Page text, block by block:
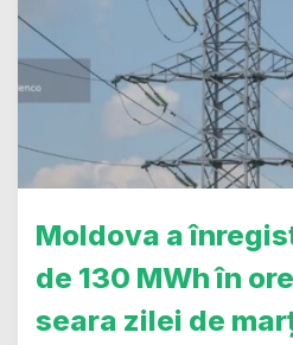
Moldova a
de 130 MWh în
seara zilei de